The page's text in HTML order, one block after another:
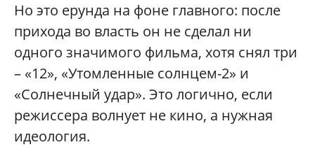
Но это ерунда на фоне главного: после
прихода во власть он не сделал ни
одного значимого фильма, хотя снял три
– «12», «Утомленные солнцем-2» и
«Солнечный удар». Это логично, если
режиссера волнует не кино, а нужная
идеология.